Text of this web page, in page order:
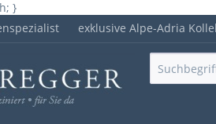
}
exklusive Alpe-Adria